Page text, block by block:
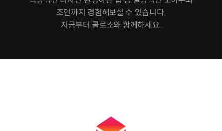
조언까지 경험해보실 수 있습니다.
지금부터 콜로소와 함께하세요.